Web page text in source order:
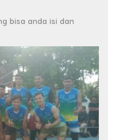
bisa anda isi dan